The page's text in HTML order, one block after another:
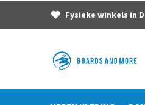
Fysieke winkels in